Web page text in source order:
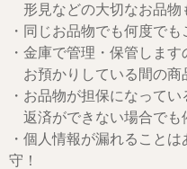
形見などの大切なお品物
・同じお品物でも何度でも
・金庫で管理・保管します
お預かりしている間の商
・お品物が担保になってい
返済ができない場合でも
・個人情報が漏れること
守！